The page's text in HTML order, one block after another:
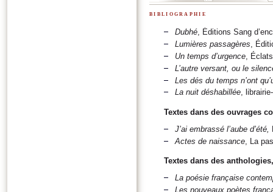
bibliographie
Dubhé, Éditions Sang
Lumières passagères,
Un temps d’urgence ,
L’autre versant, ou le
Les dés du temps n’ont
La nuit déshabillée,
Textes dans des ouvrages
J’ai embrassé l’aube d’été,
Actes de naissance , La
Textes dans des
La poésie française
Les nouveaux poètes